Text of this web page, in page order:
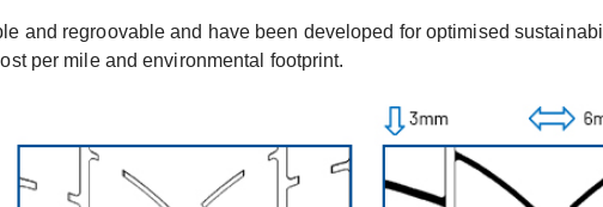
and regroovable and have been developed for optimised
per mile and environmental footprint.